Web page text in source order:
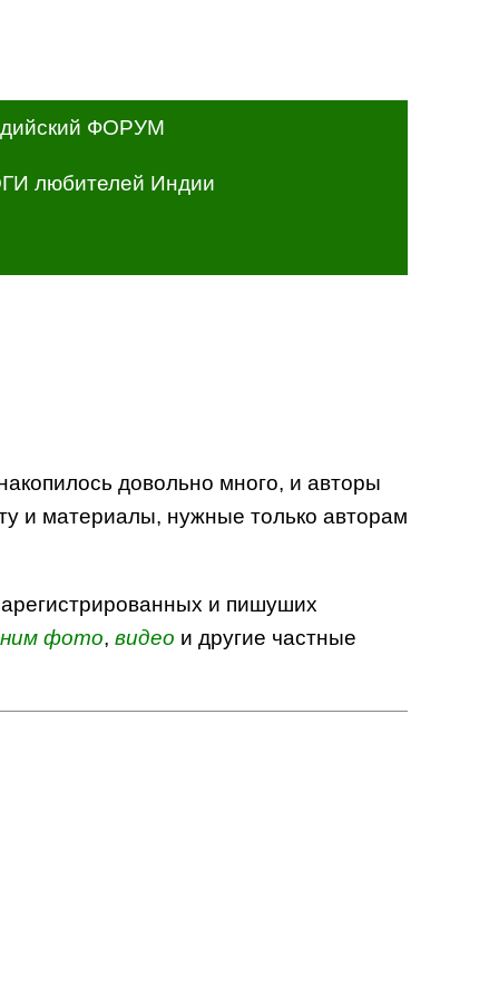
ФОРУМ
любителей Индии
довольно много, и авторы
и материалы, нужные только авторам
и пишуших
ним фото, видео и другие частные